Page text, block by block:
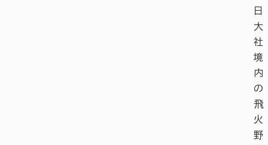
日
大
社
境
内
の
飛
火
野